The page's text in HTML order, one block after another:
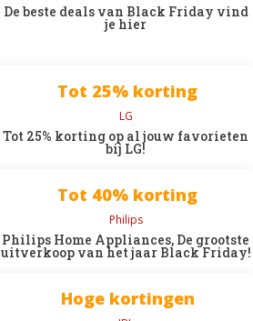
De beste deals van Black Friday vind
je hier
Tot 25% korting
LG
Tot 25% korting op al jouw favorieten
bij LG!
Tot 40% korting
Philips
Philips Home Appliances, De grootste
uitverkoop van het jaar Black Friday!
Hoge kortingen